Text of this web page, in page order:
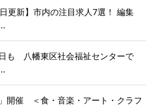
更新】市内の注目求人7選！ 編集
も 八幡東区社会福祉センターで
開催 ＜食・音楽・アート・クラフ